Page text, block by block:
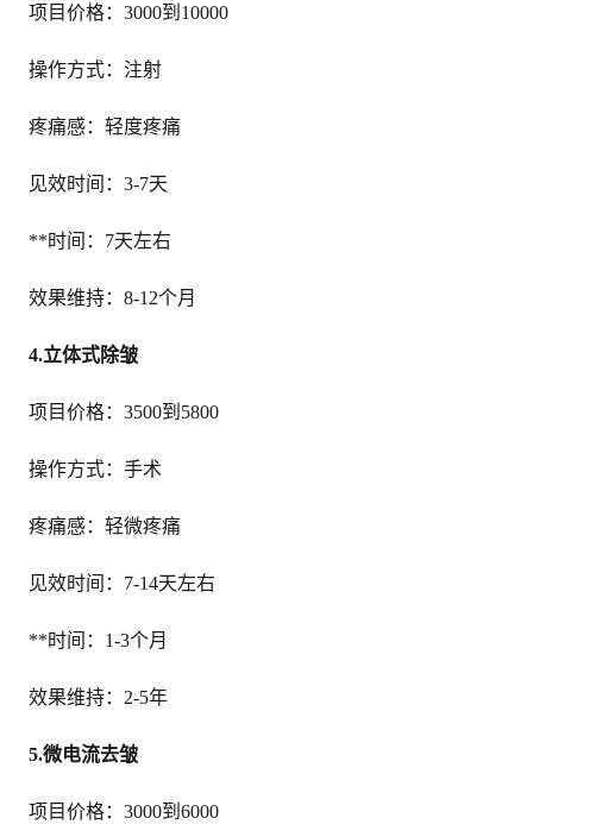
项目价格：3000到10000
操作方式：注射
疼痛感：轻度疼痛
见效时间：3-7天
**时间：7天左右
效果维持：8-12个月
4.立体式除皱
项目价格：3500到5800
操作方式：手术
疼痛感：轻微疼痛
见效时间：7-14天左右
**时间：1-3个月
效果维持：2-5年
5.微电流去皱
项目价格：3000到6000